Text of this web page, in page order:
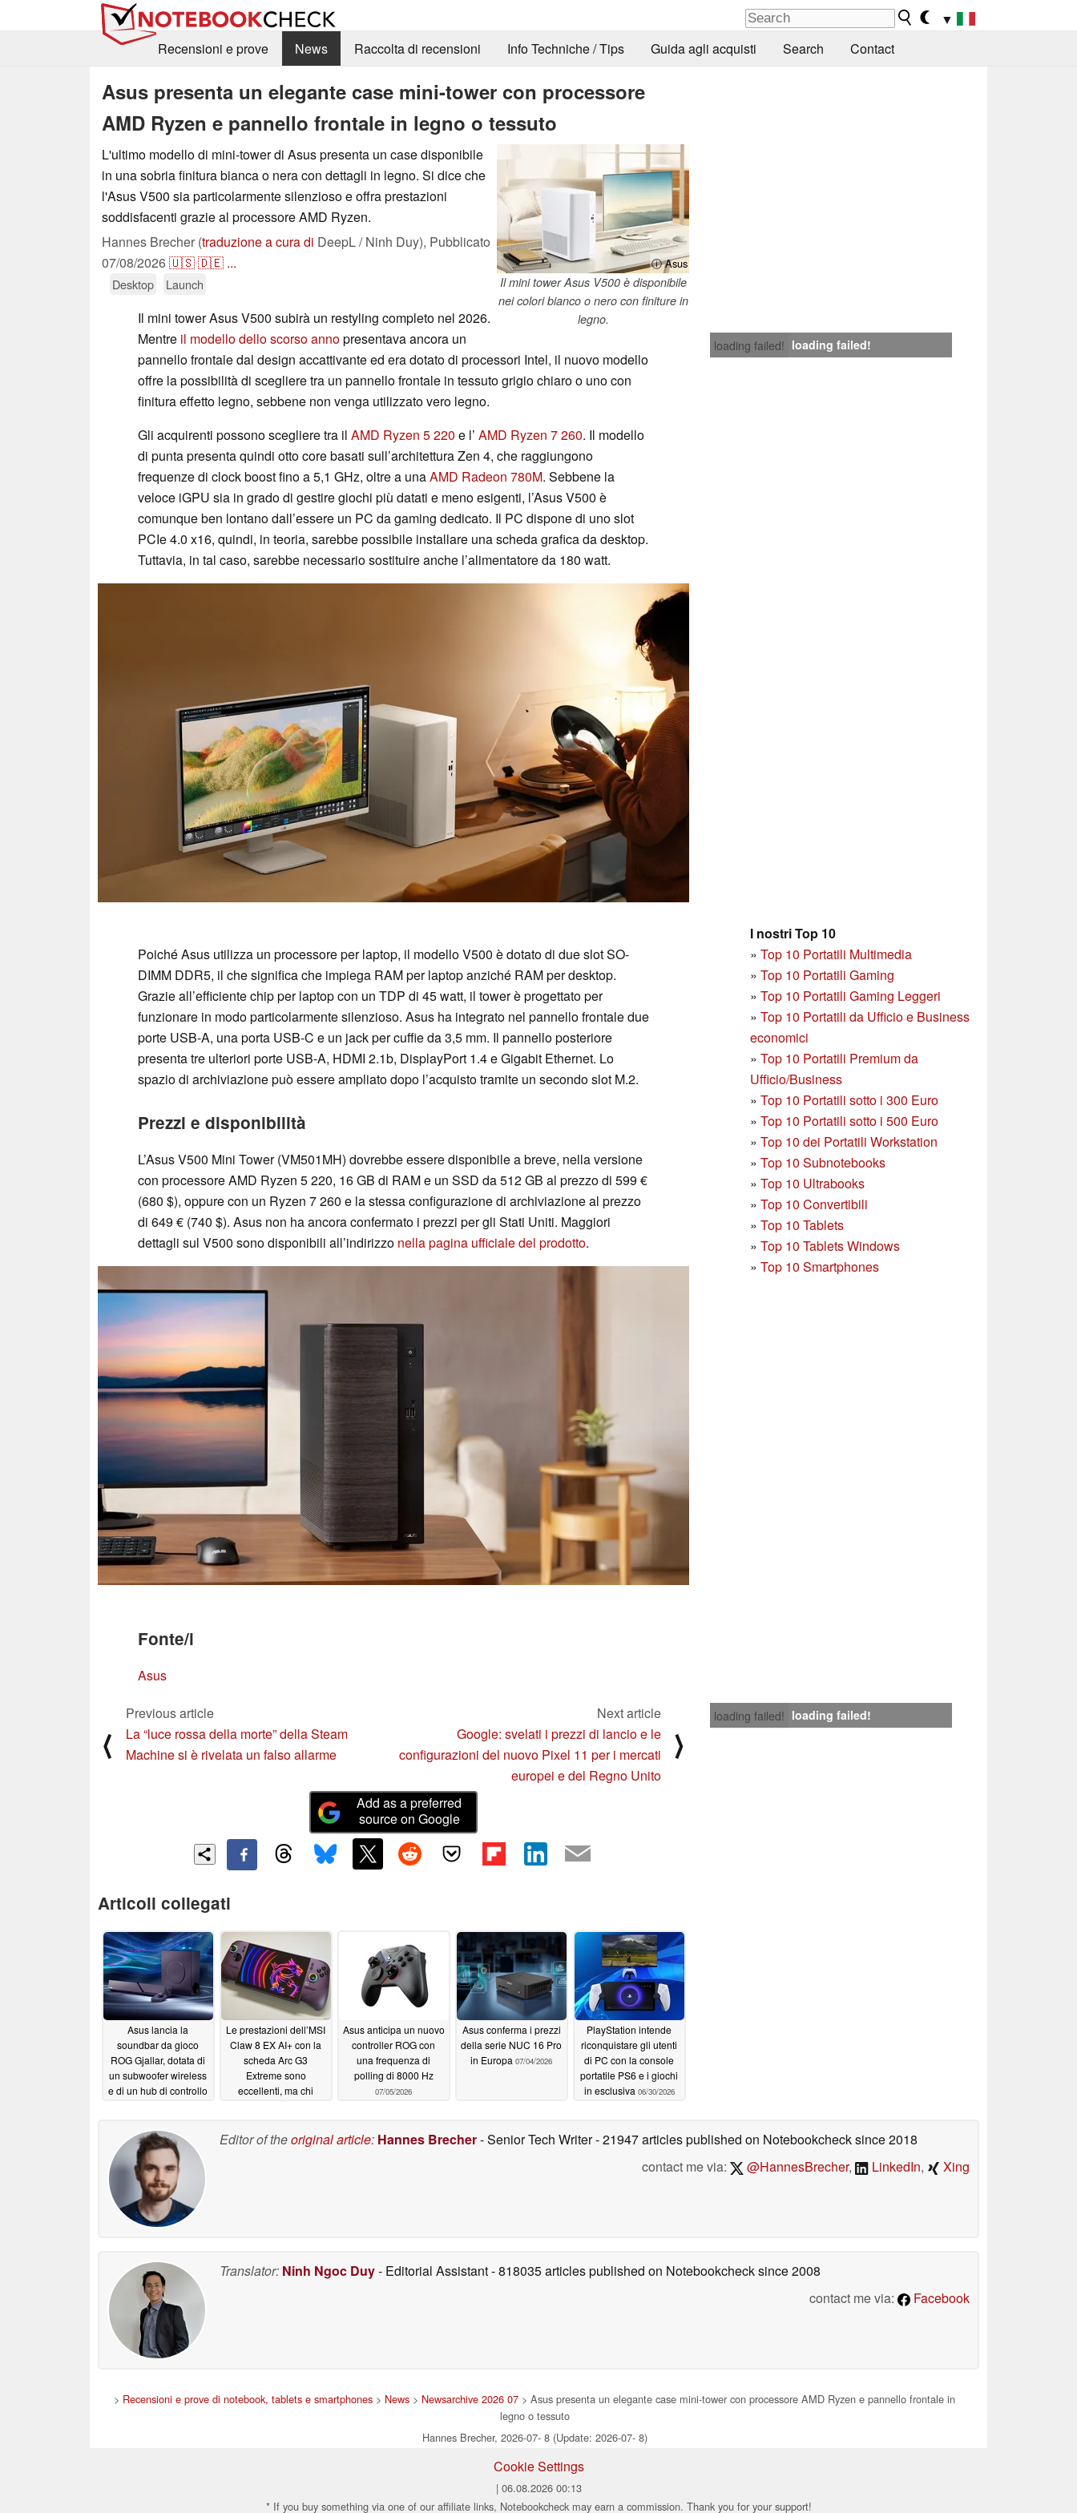
▼
Recensioni e prove
News Raccolta di recensioni Info Techniche / Tips Guida agli acquisti Search Contact
Asus presenta un elegante case mini-tower con processore
AMD Ryzen e pannello frontale in legno o tessuto
ⓘ Asus
Il mini tower Asus V500 è disponibile
nei colori bianco o nero con finiture in
legno.
L'ultimo modello di mini-tower di Asus presenta un case disponibile
in una sobria finitura bianca o nera con dettagli in legno. Si dice che
l'Asus V500 sia particolarmente silenzioso e offra prestazioni
soddisfacenti grazie al processore AMD Ryzen.
Hannes Brecher (traduzione a cura di DeepL / Ninh Duy), Pubblicato
07/08/2026🇺🇸🇩🇪 ...
Desktop Launch
loading failed! loading failed!
Il mini tower Asus V500 subirà un restyling completo nel 2026.
Mentre il modello dello scorso annopresentava ancora un
pannello frontale dal design accattivante ed era dotato di processori Intel, il nuovo modello
offre la possibilità di scegliere tra un pannello frontale in tessuto grigio chiaro o uno con
finitura effetto legno, sebbene non venga utilizzato vero legno.
Gli acquirenti possono scegliere tra il AMD Ryzen 5 220 e l’ AMD Ryzen 7 260. Il modello
di punta presenta quindi otto core basati sull’architettura Zen 4, che raggiungono
frequenze di clock boost fino a 5,1 GHz, oltre a unaAMD Radeon 780M. Sebbene la
veloce iGPU sia in grado di gestire giochi più datati e meno esigenti, l’Asus V500 è
comunque ben lontano dall’essere un PC da gaming dedicato. Il PC dispone di uno slot
PCIe 4.0 x16, quindi, in teoria, sarebbe possibile installare una scheda grafica da desktop.
Tuttavia, in tal caso, sarebbe necessario sostituire anche l’alimentatore da 180 watt.
I nostri Top 10
» Top 10 Portatili Multimedia
» Top 10 Portatili Gaming
» Top 10 Portatili Gaming Leggeri
» Top 10 Portatili da Ufficio e Business
economici
» Top 10 Portatili Premium da
Ufficio/Business
» Top 10 Portatili sotto i 300 Euro
» Top 10 Portatili sotto i 500 Euro
» Top 10 dei Portatili Workstation
» Top 10 Subnotebooks
» Top 10 Ultrabooks
» Top 10 Convertibili
» Top 10 Tablets
» Top 10 Tablets Windows
» Top 10 Smartphones
Poiché Asus utilizza un processore per laptop, il modello V500 è dotato di due slot SO-
DIMM DDR5, il che significa che impiega RAM per laptop anziché RAM per desktop.
Grazie all’efficiente chip per laptop con un TDP di 45 watt, il tower è progettato per
funzionare in modo particolarmente silenzioso. Asus ha integrato nel pannello frontale due
porte USB-A, una porta USB-C e un jack per cuffie da 3,5 mm. Il pannello posteriore
presenta tre ulteriori porte USB-A, HDMI 2.1b, DisplayPort 1.4 e Gigabit Ethernet. Lo
spazio di archiviazione può essere ampliato dopo l’acquisto tramite un secondo slot M.2.
Prezzi e disponibilità
L’Asus V500 Mini Tower (VM501MH) dovrebbe essere disponibile a breve, nella versione
con processore AMD Ryzen 5 220, 16 GB di RAM e un SSD da 512 GB al prezzo di 599 €
(680 $), oppure con un Ryzen 7 260 e la stessa configurazione di archiviazione al prezzo
di 649 € (740 $). Asus non ha ancora confermato i prezzi per gli Stati Uniti. Maggiori
dettagli sul V500 sono disponibili all’indirizzo nella pagina ufficiale del prodotto.
Fonte/i
Asus
loading failed! loading failed!
⟨
Previous article
La “luce rossa della morte” della Steam
Machine si è rivelata un falso allarme
Next article
Google: svelati i prezzi di lancio e le
configurazioni del nuovo Pixel 11 per i mercati
europei e del Regno Unito
⟩
Add as a preferred
source on Google
Articoli collegati
Asus lancia la
soundbar da gioco
ROG Gjallar, dotata di
un subwoofer wireless
e di un hub di controllo
Le prestazioni dell’MSI
Claw 8 EX AI+ con la
scheda Arc G3
Extreme sono
eccellenti, ma chi
dispositivo portatile?
Asus anticipa un nuovo
controller ROG con
una frequenza di
polling di 8000 Hz
07/05/2026
Asus conferma i prezzi
della serie NUC 16 Pro
in Europa 07/04/2026
PlayStation intende
riconquistare gli utenti
di PC con la console
portatile PS6 e i giochi
in esclusiva 06/30/2026
Editor of theoriginal article: Hannes Brecher- Senior Tech Writer- 21947 articles published on Notebookchecksince 2018
contact me via:
@HannesBrecher, LinkedIn, Xing
Translator: Ninh Ngoc Duy- Editorial Assistant- 818035 articles published on Notebookchecksince 2008
contact me via:
Facebook
> Recensioni e prove di notebook, tablets e smartphones > News > Newsarchive 2026 07 > Asus presenta un elegante case mini-tower con processore AMD Ryzen e pannello frontale in
legno o tessuto
Hannes Brecher, 2026-07- 8 (Update: 2026-07- 8)
Cookie Settings
| 06.08.2026 00:13
* If you buy something via one of our affiliate links, Notebookcheck may earn a commission. Thank you for your support!